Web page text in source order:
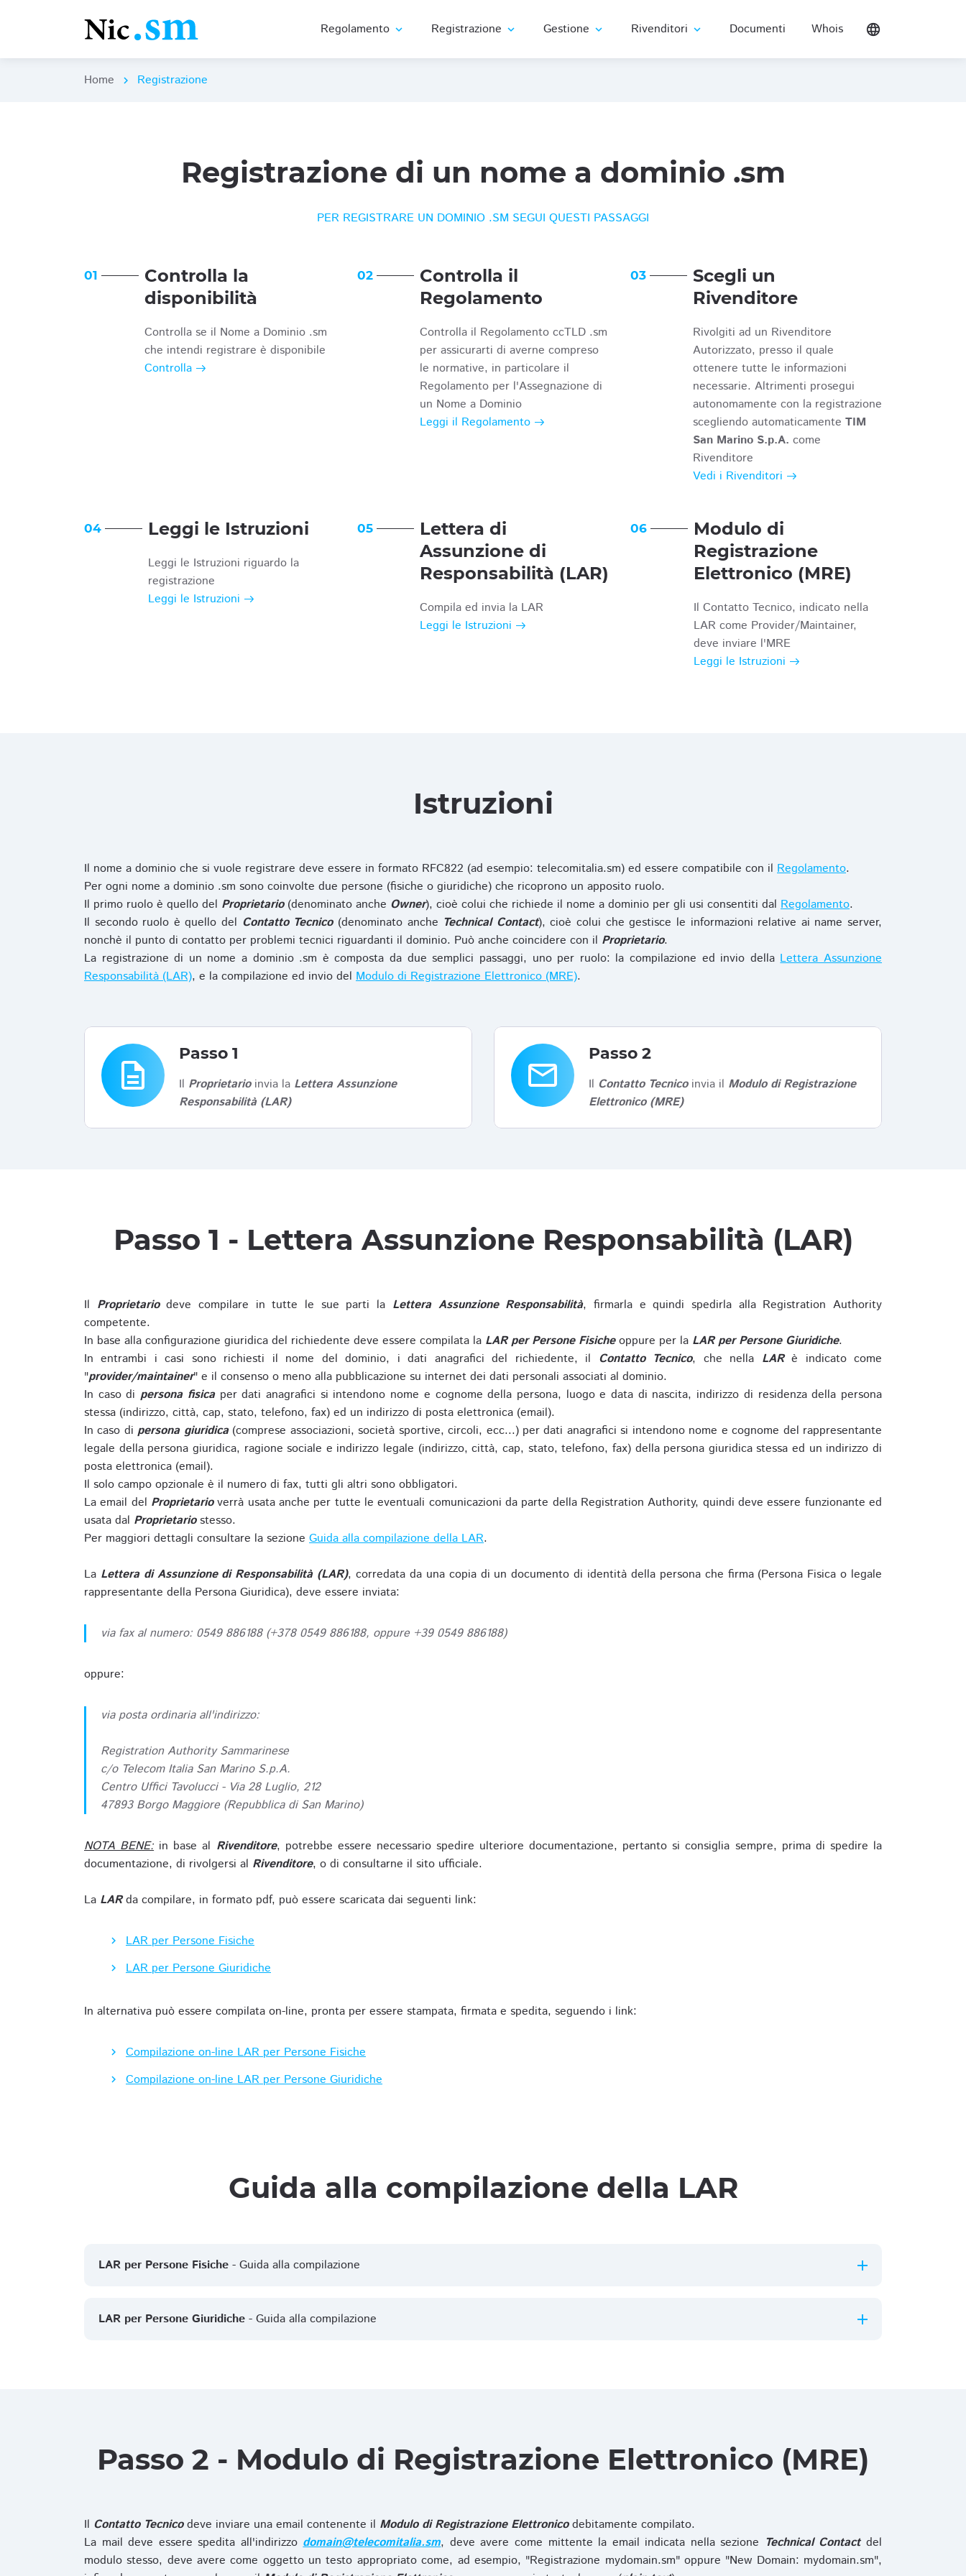
Regolamento expand_more Registrazione expand_more Gestione expand_more Rivenditori expand_more Documenti Whois language
Home chevron_right Registrazione
Registrazione di un nome a dominio .sm
PER REGISTRARE UN DOMINIO .SM SEGUI QUESTI PASSAGGI
01
Controlla la
disponibilità
Controlla se il Nome a Dominio .sm
che intendi registrare è disponibile
Controlla
02
Controlla il
Regolamento
Controlla il Regolamento ccTLD .sm
per assicurarti di averne compreso
le normative, in particolare il
Regolamento per l'Assegnazione di
un Nome a Dominio
Leggi il Regolamento
03
Scegli un
Rivenditore
Rivolgiti ad un Rivenditore
Autorizzato, presso il quale
ottenere tutte le informazioni
necessarie. Altrimenti prosegui
autonomamente con la registrazione
scegliendo automaticamente TIM
San Marino S.p.A. come
Rivenditore
Vedi i Rivenditori
04 Leggi le Istruzioni
Leggi le Istruzioni riguardo la
registrazione
Leggi le Istruzioni
05
Lettera di
Assunzione di
Responsabilità (LAR)
Compila ed invia la LAR
Leggi le Istruzioni
06
Modulo di
Registrazione
Elettronico (MRE)
Il Contatto Tecnico, indicato nella
LAR come Provider/Maintainer,
deve inviare l'MRE
Leggi le Istruzioni
Istruzioni
Il nome a dominio che si vuole registrare deve essere in formato RFC822 (ad esempio: telecomitalia.sm) ed essere compatibile con il Regolamento.
Per ogni nome a dominio .sm sono coinvolte due persone (fisiche o giuridiche) che ricoprono un apposito ruolo.
Il primo ruolo è quello del Proprietario(denominato anche Owner), cioè colui che richiede il nome a dominio per gli usi consentiti dal Regolamento.
Il secondo ruolo è quello del Contatto Tecnico(denominato anche Technical Contact), cioè colui che gestisce le informazioni relative ai name server,
nonchè il punto di contatto per problemi tecnici riguardanti il dominio. Può anche coincidere con il Proprietario.
La registrazione di un nome a dominio .sm è composta da due semplici passaggi, uno per ruolo: la compilazione ed invio dellaLettera Assunzione
Responsabilità (LAR), e la compilazione ed invio del Modulo di Registrazione Elettronico (MRE).
description
Passo 1
Il Proprietarioinvia la Lettera Assunzione
Responsabilità (LAR)
email
Passo 2
Il Contatto Tecnicoinvia il Modulo di Registrazione
Elettronico (MRE)
Passo 1 - Lettera Assunzione Responsabilità (LAR)
Il Proprietariodeve compilare in tutte le sue parti la Lettera Assunzione Responsabilità, firmarla e quindi spedirla alla Registration Authority
competente.
In base alla configurazione giuridica del richiedente deve essere compilata la LAR per Persone Fisicheoppure per la LAR per Persone Giuridiche.
In entrambi i casi sono richiesti il nome del dominio, i dati anagrafici del richiedente, il Contatto Tecnico, che nella LARè indicato come
"provider/maintainer" e il consenso o meno alla pubblicazione su internet dei dati personali associati al dominio.
In caso dipersona fisicaper dati anagrafici si intendono nome e cognome della persona, luogo e data di nascita, indirizzo di residenza della persona
stessa (indirizzo, città, cap, stato, telefono, fax) ed un indirizzo di posta elettronica (email).
In caso dipersona giuridica(comprese associazioni, società sportive, circoli, ecc...) per dati anagrafici si intendono nome e cognome del rappresentante
legale della persona giuridica, ragione sociale e indirizzo legale (indirizzo, città, cap, stato, telefono, fax) della persona giuridica stessa ed un indirizzo di
posta elettronica (email).
Il solo campo opzionale è il numero di fax, tutti gli altri sono obbligatori.
La email del Proprietarioverrà usata anche per tutte le eventuali comunicazioni da parte della Registration Authority, quindi deve essere funzionante ed
usata dal Proprietariostesso.
Per maggiori dettagli consultare la sezione Guida alla compilazione della LAR.
La Lettera di Assunzione di Responsabilità (LAR), corredata da una copia di un documento di identità della persona che firma (Persona Fisica o legale
rappresentante della Persona Giuridica), deve essere inviata:
via fax al numero: 0549 886188 (+378 0549 886188, oppure +39 0549 886188)
oppure:
via posta ordinaria all'indirizzo:
Registration Authority Sammarinese
c/o Telecom Italia San Marino S.p.A.
Centro Uffici Tavolucci - Via 28 Luglio, 212
47893 Borgo Maggiore (Repubblica di San Marino)
NOTA BENE: in base al Rivenditore, potrebbe essere necessario spedire ulteriore documentazione, pertanto si consiglia sempre, prima di spedire la
documentazione, di rivolgersi al Rivenditore, o di consultarne il sito ufficiale.
La LARda compilare, in formato pdf, può essere scaricata dai seguenti link:
LAR per Persone Fisiche
LAR per Persone Giuridiche
In alternativa può essere compilata on-line, pronta per essere stampata, firmata e spedita, seguendo i link:
Compilazione on-line LAR per Persone Fisiche
Compilazione on-line LAR per Persone Giuridiche
Guida alla compilazione della LAR
LAR per Persone Fisiche - Guida alla compilazione
LAR per Persone Giuridiche - Guida alla compilazione
Passo 2 - Modulo di Registrazione Elettronico (MRE)
Il Contatto Tecnicodeve inviare una email contenente il Modulo di Registrazione Elettronicodebitamente compilato.
La mail deve essere spedita all'indirizzodomain@telecomitalia.sm, deve avere come mittente la email indicata nella sezione Technical Contactdel
modulo stesso, deve avere come oggetto un testo appropriato come, ad esempio, "Registrazione mydomain.sm" oppure "New Domain: mydomain.sm",